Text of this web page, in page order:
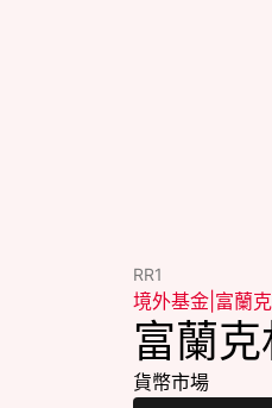
RR1
境外基金 富蘭
富蘭
貨幣市場